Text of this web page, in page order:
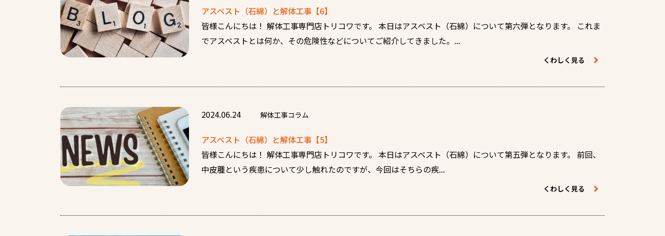
アスベスト（石綿）と解体工事【6】
皆様こんにちは！ 解体工事専門店トリコワです。 本日はアスベスト（石綿）について第六弾となります。 これま
でアスベストとは何か、その危険性などについてご紹介してきました。...
くわしく見る
2024.06.24 解体工事コラム
アスベスト（石綿）と解体工事【5】
皆様こんにちは！ 解体工事専門店トリコワです。 本日はアスベスト（石綿）について第五弾となります。 前回、
中皮腫という疾患について少し触れたのですが、今回はそちらの疾...
くわしく見る